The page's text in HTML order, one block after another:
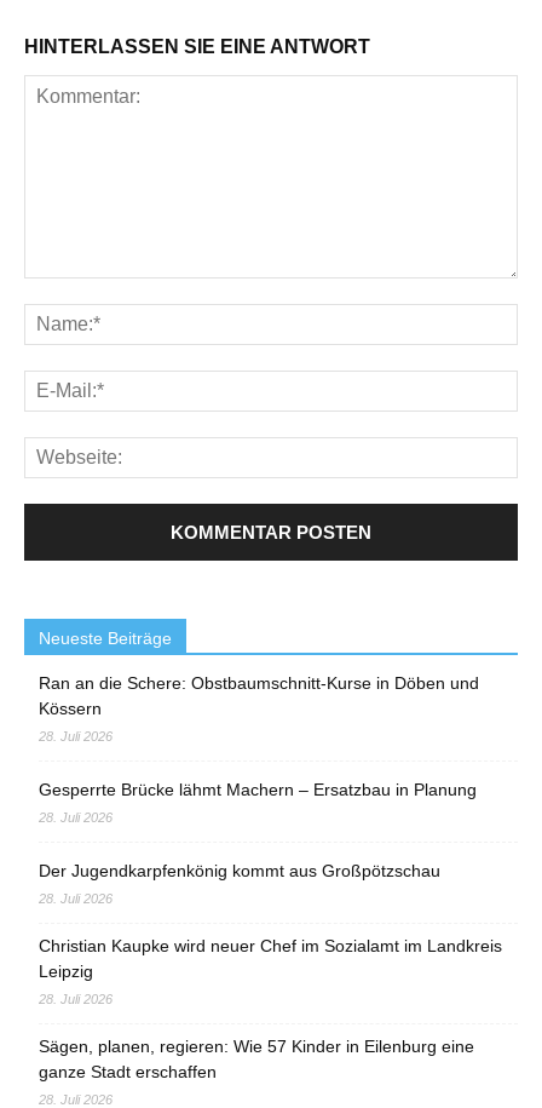
HINTERLASSEN SIE EINE ANTWORT
Neueste Beiträge
Ran an die Schere: Obstbaumschnitt-Kurse in Döben und
Kössern
28. Juli 2026
Gesperrte Brücke lähmt Machern – Ersatzbau in Planung
28. Juli 2026
Der Jugendkarpfenkönig kommt aus Großpötzschau
28. Juli 2026
Christian Kaupke wird neuer Chef im Sozialamt im Landkreis
Leipzig
28. Juli 2026
Sägen, planen, regieren: Wie 57 Kinder in Eilenburg eine
ganze Stadt erschaffen
28. Juli 2026